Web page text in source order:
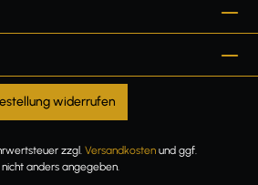
widerrufen
zzgl. Versandkosten und ggf.
anders angegeben.